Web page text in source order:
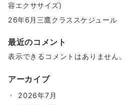
容エクササイズ)
26年6月三鷹クラススケジュール
最近のコメント
表示できるコメントはありません。
アーカイブ
2026年7月